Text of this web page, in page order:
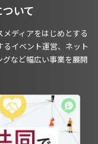
いて
ディアをはじめとする
イベント運営、ネット
など幅広い事業を展開